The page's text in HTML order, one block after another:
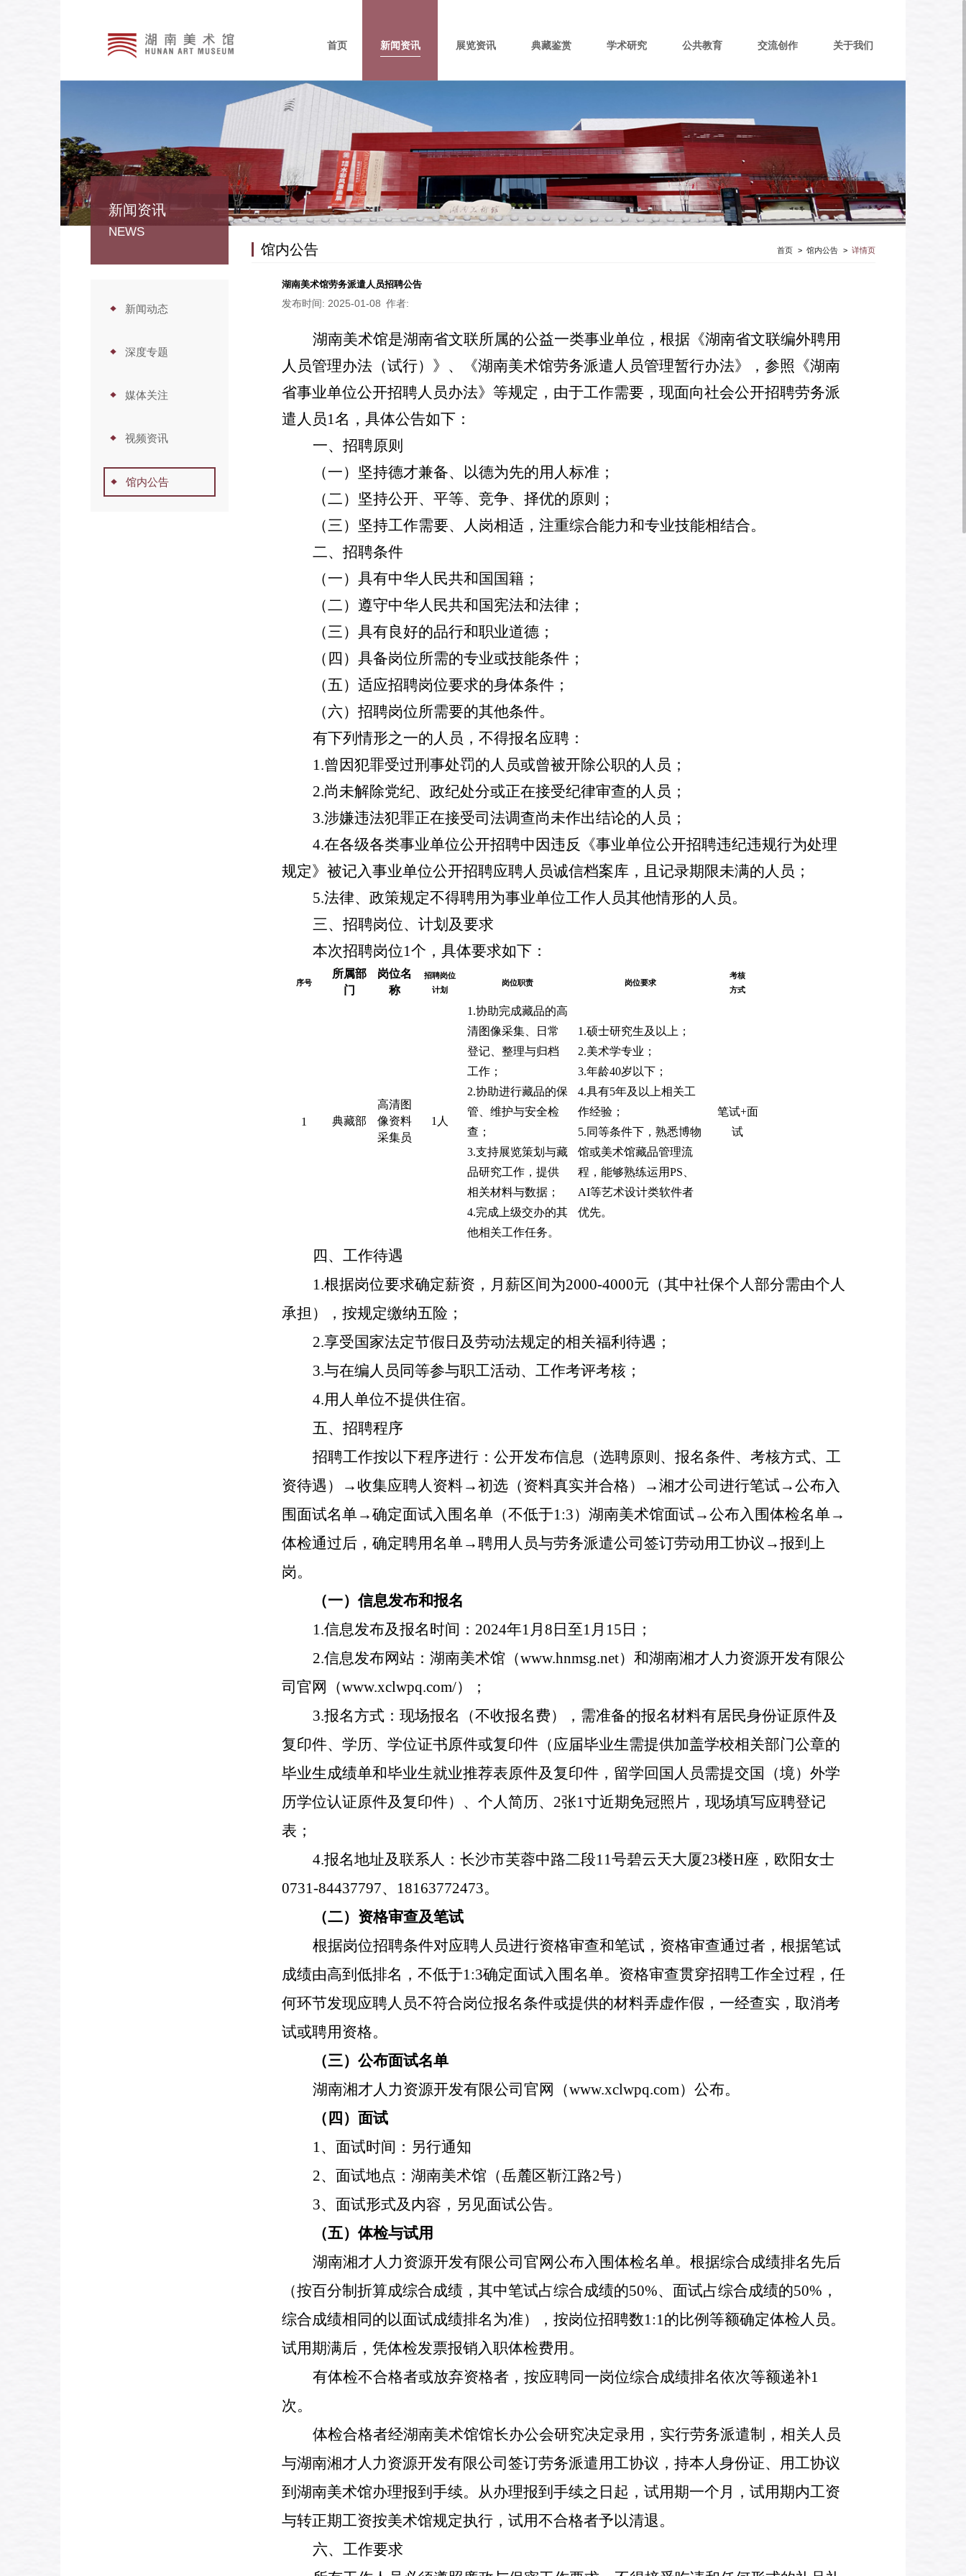
首页 新闻资讯 展览资讯 典藏鉴赏 学术研究 公共教育 交流创作 关于我们
新闻资讯
NEWS
新闻动态
深度专题
媒体关注
视频资讯
馆内公告
馆内公告 首页 > 馆内公告 > 详情页
湖南美术馆劳务派遣人员招聘公告
发布时间: 2025-01-08 作者:
湖南美术馆是湖南省文联所属的公益一类事业单位 ， 根据《湖南省文联编外聘用
人员管理办法（试行）》 、 《湖南美术馆劳务派遣人员管理暂行办法》， 参照《湖南
省事业单位公开招聘人员办法》等规定，由于工作需要， 现面向社会公开招聘劳务派
遣人员1名 ， 具体公告如下 ：
一、招聘原则
（一）坚持德才兼备、以德为先的用人标准；
（二）坚持公开、平等、竞争、择优的原则；
（三）坚持工作需要、人岗相适，注重综合能力和专业技能相结合。
二、招聘条件
（一）具有中华人民共和国国籍；
（二）遵守中华人民共和国宪法和法律；
（三）具有良好的品行和职业道德；
（四）具备岗位所需的专业或技能条件；
（五）适应招聘岗位要求的身体条件；
（六） 招聘岗位所需要的其他条件。
有下列情形之一的人员，不得报名应聘：
1.曾因犯罪受过刑事处罚的人员或曾被开除公职的人员；
2.尚未解除党纪、政纪处分或正在接受纪律审查的人员；
3.涉嫌违法犯罪正在接受司法调查尚未作出结论的人员；
4.在各级各类事业单位公开招聘中因违反《事业单位公开招聘违纪违规行为处理
规定》被记入事业单位公开招聘应聘人员诚信档案库，且记录期限未满的人员；
5.法律、政策规定不得聘用为事业单位工作人员其他情形的人员。
三、招聘岗位、计划及要求
本次招聘岗位1个，具体要求如下：
序号
所属部
门
岗位名
称
招聘岗位
计划
岗位职责 岗位要求
考核
方式
1 典藏部
高清图
像资料
采集员
1人
1.协助完成藏品的高
清图像采集、
日常
登记、整理与归档
工作；
2.协助进行藏品的保
管、维护与安全检
查；
3.支持展览策划与藏
品研究工作，提供
相关材料与数据；
4.完成上级交办的其
他相关工作任务。
1.硕士研究生及以上；
2.美术学专业；
3.年龄40岁以下；
4.具有5年及以上相关工
作经验；
5.同等条件下， 熟悉博物
馆或美术馆藏品管理流
程， 能够熟练运用PS、
AI等艺术设计类软件者
优先。
笔试+面
试
四、工作待遇
1.根据岗位要求确定薪资，月薪区间为2000-4000元（其中社保个人部分需由个人
承担），按规定缴纳五险；
2.享受国家法定节假日及劳动法规定的相关福利待遇；
3.与在编人员同等参与职工活动、工作考评考核 ；
4.用人单位不提供住宿。
五、招聘程序
招聘工作按以下程序进行：公开发布信息（选聘原则、报名条件、考核方式、工
资待遇）
→ 收集应聘人资料→初选（资料真实并合格） →湘才公司进行笔试 →公布入
围面试名单→确定面试入围名单（不低于1:3）湖南美术馆面试 →公布入围体检名单→
体检通过后，确定聘用名单→聘用人员与劳务派遣公司签订劳动用工协议 →报到上
岗。
（一）信息发布和报名
1.信息发布及报名时间： 2024年1月 8 日至1月 15 日 ；
2.信息发布网站：湖南美术馆（www.hnmsg.net）和湖南湘才人力资源开发有限公
司官网（www.xclwpq.com/）；
3.报名方式：现场报名（不收报名费），需准备的报名材料有居民身份证原件及
复印件、 学历、学位证书原件或复印件 （应届毕业生需提供加盖学校相关部门公章的
毕业生成绩单和毕业生就业推荐表原件及复印件，留学回国人员需提交国（境）外学
历学位认证原件及复印件）、 个人简历、 2张1寸近期免冠照片，现场填写应聘登记
表；
4.报名地址及联系人：长沙市芙蓉中路二段11号碧云天大厦23楼H座，欧阳女士
0731-84437797、18163772473。
（二）资格审查及笔试
根据岗位招聘条件对应聘人员进行资格审查和笔试，资格审查通过者，根据笔试
成绩由高到低排名，不低于1:3确定面试入围名单。资格审查贯穿招聘工作全过程，任
何环节发现应聘人员不符合岗位报名条件或提供的材料弄虚作假，一经查实，取消考
试或聘用资格。
（三）公布面试名单
湖南湘才人力资源开发有限公司官网
（www.xclwpq.com） 公布。
（四）面试
1、 面试时间：另行通知
2、 面试地点：湖南美术馆（岳麓区靳江路2号）
3、 面试形式及内容，另见面试公告。
（五）体检与试用
湖南湘才人力资源开发有限公司官网公布入围体检名单。根据综合成绩排名先后
（按百分制折算成综合成绩，其中笔试占综合成绩的50%、面试占综合成绩的50% ，
综合成绩相同的以面试成绩排名为准） ，按岗位招聘数1:1的比例等额确定体检人员。
试用期满后，凭体检发票报销入职体检费用。
有体检不合格者或放弃资格者，按应聘同一岗位综合成绩排名依次等额递补1
次。
体检合格者经湖南美术馆馆长办公会研究决定录用，实行劳务派遣制，相关人员
与湖南湘才人力资源开发有限公司签订劳务派遣用工协议，持本人身份证、用工协议
到湖南美术馆办理报到手续。从办理报到手续之日起，试用期一个月，试用期内工资
与转正期工资按美术馆规定执行，试用不合格者予以清退。
六、工作要求